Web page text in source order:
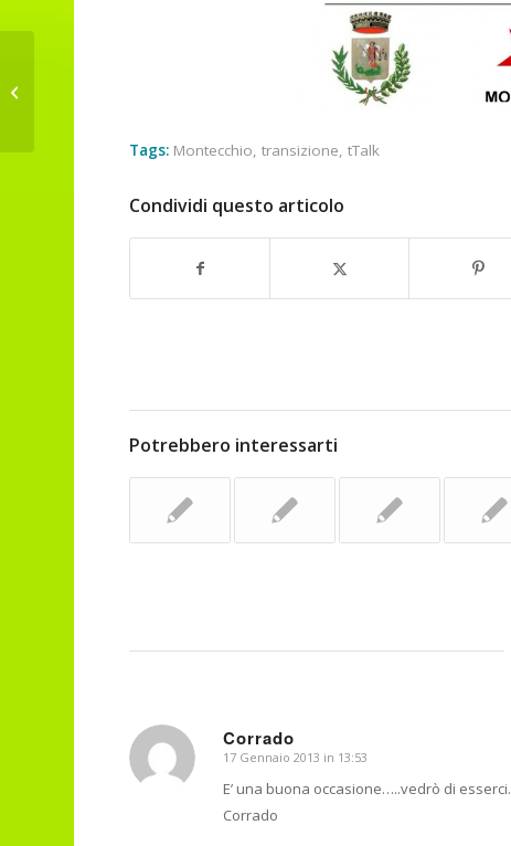
Tags: Montecchio,transizione,tTalk
Condividi questo articolo
Potrebbero interessarti
Corrado
dice:
17 Gennaio 2013 in 13:53
E’ una buona occasione…..vedrò di esserci.
Corrado